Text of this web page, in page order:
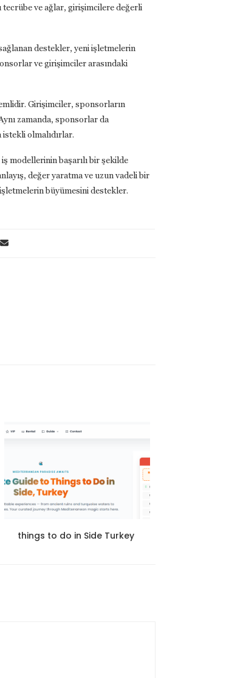
tecrübe ve ağlar, girişimcilere değerli
destekler, yeni işletmelerin
ve girişimciler arasındaki
Girişimciler, sponsorların
zamanda, sponsorlar da
olmalıdırlar.
modellerinin başarılı bir şekilde
değer yaratma ve uzun vadeli bir
büyümesini destekler.
things to do in Side Turkey